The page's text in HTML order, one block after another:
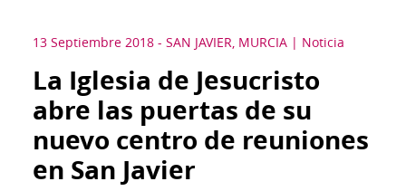
13 Septiembre 2018 - SAN JAVIER, MURCIA Noticia
La Iglesia de Jesucristo
abre las puertas de su
nuevo centro de reuniones
en San Javier